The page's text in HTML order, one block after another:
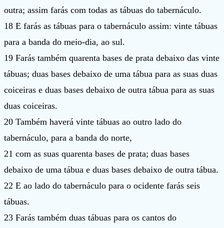
outra; assim farás com todas as tábuas do tabernáculo.
18 E farás as tábuas para o tabernáculo assim: vinte tábuas
para a banda do meio-dia, ao sul.
19 Farás também quarenta bases de prata debaixo das vinte
tábuas; duas bases debaixo de uma tábua para as suas duas
coiceiras e duas bases debaixo de outra tábua para as suas
duas coiceiras.
20 Também haverá vinte tábuas ao outro lado do
tabernáculo, para a banda do norte,
21 com as suas quarenta bases de prata; duas bases
debaixo de uma tábua e duas bases debaixo de outra tábua.
22 E ao lado do tabernáculo para o ocidente farás seis
tábuas.
23 Farás também duas tábuas para os cantos do